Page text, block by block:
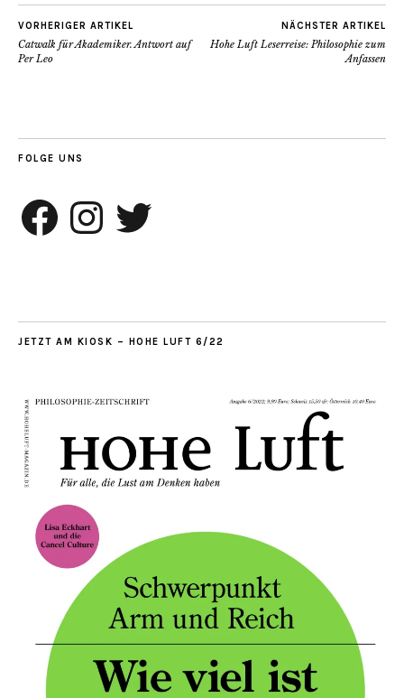
VORHERIGER ARTIKEL
Catwalk für Akademiker. Antwort auf
Per Leo
NÄCHSTER ARTIKEL
Hohe Luft Leserreise: Philosophie zum
Anfassen
FOLGE UNS
Facebook InstagramTwitter
JETZT AM KIOSK – HOHE LUFT 6/22